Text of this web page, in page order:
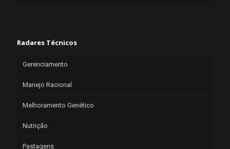
Radares Técnicos
Gerenciamento
Manejo Racional
Melhoramento Genético
Nutrição
Pastagens